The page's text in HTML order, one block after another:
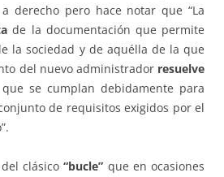
derecho pero hace notar que “La
de la documentación que permite
la sociedad y de aquélla de la que
del nuevo administrador resuelve
se cumplan debidamente para
de requisitos exigidos por el
clásico“bucle” que en ocasiones